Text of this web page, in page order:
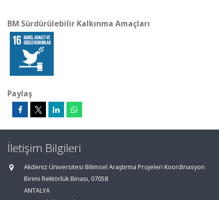
BM Sürdürülebilir Kalkınma Amaçları
Paylaş
İletişim Bilgileri
Akdeniz Üniversitesi Bilimsel Araştırma Projeleri Koordinasyon
Birimi Rektörlük Binası, 07058
ANTALYA